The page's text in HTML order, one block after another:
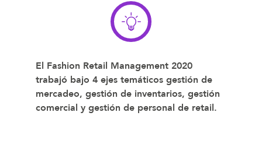
El Fashion Retail Management 2020
trabajó bajo 4 ejes temáticos gestión de
mercadeo, gestión de inventarios, gestión
comercial y gestión de personal de retail.